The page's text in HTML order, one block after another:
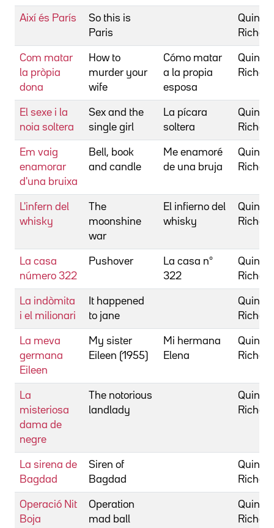
Així és París
So this is
Paris
Quine,
Richard
Com matar
la pròpia
dona
How to
murder your
wife
Cómo matar
a la propia
esposa
Quine,
Richard
El sexe i la
noia soltera
Sex and the
single girl
La pícara
soltera
Quine,
Richard
Em vaig
enamorar
d'una bruixa
Bell, book
and candle
Me enamoré
de una bruja
Quine,
Richard
L'infern del
whisky
The
moonshine
war
El infierno del
whisky
Quine,
Richard
La casa
número 322
Pushover
La casa nº
322
Quine,
Richard
La indòmita
i el milionari
It happened
to jane
Quine,
Richard
La meva
germana
Eileen
My sister
Eileen (1955)
Mi hermana
Elena
Quine,
Richard
La
misteriosa
dama de
negre
The notorious
landlady
Quine,
Richard
La sirena de
Bagdad
Siren of
Bagdad
Quine,
Richard
Operació Nit
Boja
Operation
mad ball
Quine,
Richard